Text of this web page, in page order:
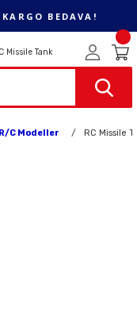
KARGO BEDAVA!
R/C Modeller RC Missile